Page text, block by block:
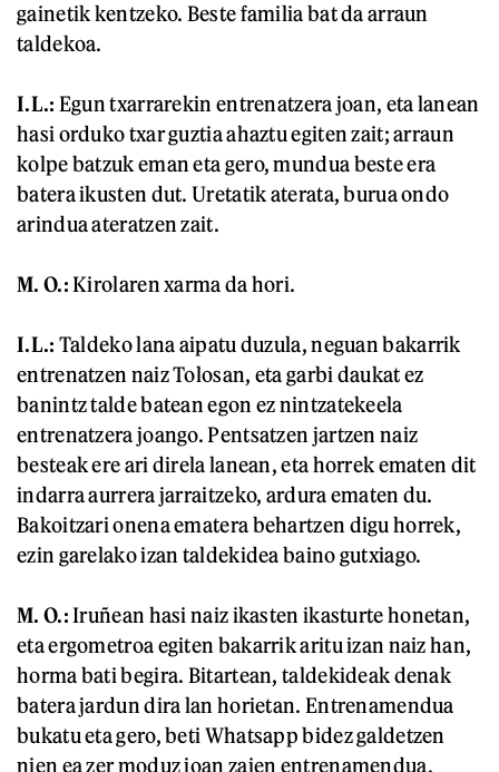
gainetik kentzeko. Beste familia bat da arraun
taldekoa.
I.L.: Egun txarrarekin entrenatzera joan, eta lanean
hasi orduko txar guztia ahaztu egiten zait; arraun
kolpe batzuk eman eta gero, mundua beste era
batera ikusten dut. Uretatik aterata, burua ondo
arindua ateratzen zait.
M. O.:Kirolaren xarma da hori.
I.L.: Taldeko lana aipatu duzula, neguan bakarrik
entrenatzen naiz Tolosan, eta garbi daukat ez
banintz talde batean egon ez nintzatekeela
entrenatzera joango. Pentsatzen jartzen naiz
besteak ere ari direla lanean, eta horrek ematen dit
indarra aurrera jarraitzeko, ardura ematen du.
Bakoitzari onena ematera behartzen digu horrek,
ezin garelako izan taldekidea baino gutxiago.
M. O.:Iruñean hasi naiz ikasten ikasturte honetan,
eta ergometroa egiten bakarrik aritu izan naiz han,
horma bati begira. Bitartean, taldekideak denak
batera jardun dira lan horietan. Entrenamendua
bukatu eta gero, beti Whatsapp bidez galdetzen
nien ea zer moduz joan zaien entrenamendua,